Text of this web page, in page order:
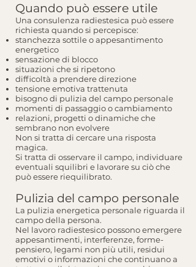
Quando può essere utile
Una consulenza radiestesica può essere
richiesta quando si percepisce:
stanchezza sottile o appesantimento
energetico
sensazione di blocco
situazioni che si ripetono
difficoltà a prendere direzione
tensione emotiva trattenuta
bisogno di pulizia del campo personale
momenti di passaggio o cambiamento
relazioni, progetti o dinamiche che
sembrano non evolvere
Non si tratta di cercare una risposta
magica.
Si tratta di osservare il campo, individuare
eventuali squilibri e lavorare su ciò che
può essere riequilibrato.
Pulizia del campo personale
La pulizia energetica personale riguarda il
campo della persona.
Nel lavoro radiestesico possono emergere
appesantimenti, interferenze, forme-
pensiero, legami non più utili, residui
emotivi o informazioni che continuano a